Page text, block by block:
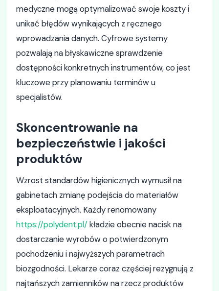
medyczne mogą optymalizować swoje koszty i
unikać błędów wynikających z ręcznego
wprowadzania danych. Cyfrowe systemy
pozwalają na błyskawiczne sprawdzenie
dostępności konkretnych instrumentów, co jest
kluczowe przy planowaniu terminów u
specjalistów.
Skoncentrowanie na
bezpieczeństwie i jakości
produktów
Wzrost standardów higienicznych wymusił na
gabinetach zmianę podejścia do materiałów
eksploatacyjnych. Każdy renomowany
https://polydent.pl/ kładzie obecnie nacisk na
dostarczanie wyrobów o potwierdzonym
pochodzeniu i najwyższych parametrach
biozgodności. Lekarze coraz częściej rezygnują z
najtańszych zamienników na rzecz produktów